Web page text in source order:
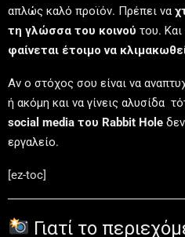
απλώς καλό προϊόν. Πρέπει να
τη γλώσσα του κοινού του.
φαίνεται έτοιμο να
Αν ο στόχος σου είναι να
ή ακόμη και να γίνεις αλυσίδα
social media του Rabbit Hole
εργαλείο.
[ez-toc]
Γιατί το